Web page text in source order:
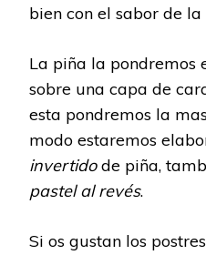
bien con el sabor de la
La piña la pondremos
sobre una capa de
esta pondremos la
modo estaremos
invertidode piña,
pastel al revés.
Si os gustan los